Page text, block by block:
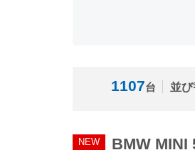
1107台 並び
NEW BMW MINI